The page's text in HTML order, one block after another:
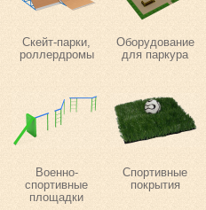
Скейт-парки,
роллердромы
Оборудование
для паркура
Военно-
спортивные
площадки
Спортивные
покрытия